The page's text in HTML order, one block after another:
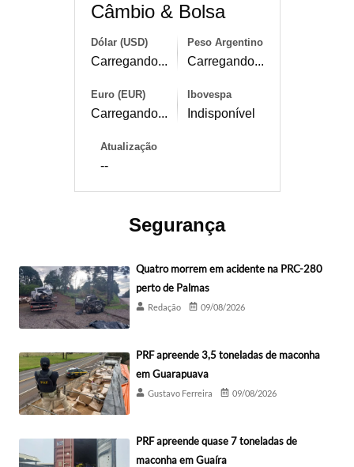
Câmbio & Bolsa
Dólar (USD)
Carregando...
Peso Argentino
Carregando...
Euro (EUR)
Carregando...
Ibovespa
Indisponível
Atualização
--
Segurança
Quatro morrem em acidente na PRC-280
perto de Palmas
Redação 09/08/2026
PRF apreende 3,5 toneladas de maconha
em Guarapuava
Gustavo Ferreira 09/08/2026
PRF apreende quase 7 toneladas de
maconha em Guaíra